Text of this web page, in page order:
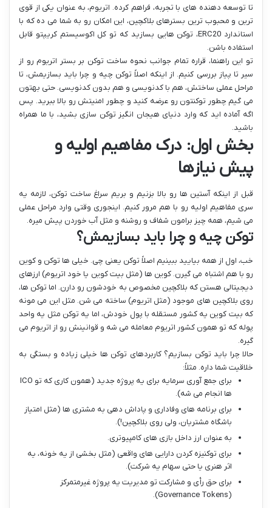
تا توسعه دهنده های با تجربه، فراهم کرده. اتریوم، به عنوان یکی از قوی
ترین و محبوب ترین بسترهای بلاکچین، این امکان رو به شما می ده که با
استاندارد ERC20، توکن هایی بسازید که تو کل اکوسیستم کریپتو قابل
استفاده باشن.
تو این راهنما، قراره تمام جوانب نحوه ساخت توکن بر بستر اتریوم رو از
سیر تا پیاز بررسی کنیم. از اینکه اصلاً توکن چیه و چرا باید بسازیمش، تا
مراحل عملی ساختش، هم با کدنویسی و هم بدون کدنویسی. حتی بهتون
می گیم چطور توکنتون رو عرضه کنید و چطور امنیتش رو بالا ببرید. پس
اگه آماده اید که وارد دنیای هیجان انگیز توکن سازی بشید، با ما همراه
باشید.
بخش اول: درک مفاهیم اولیه و
پیش نیازها
قبل از اینکه آستین ها رو بالا بزنیم و بریم سراغ ساخت توکن، لازمه یه
سری مفاهیم اولیه رو با هم مرور کنیم. اینجوری وقتی وارد مراحل عملی
می شیم، همه چیز برامون شفاف و روشنه و مثل آب خوردن پیش میره.
توکن چیه و چرا باید بسازیمش؟
خب، اول از همه بیایید ببینیم اصلاً توکن یعنی چی. خیلی ها توکن و کوین
رو با هم اشتباه می گیرن. کوین ها (مثل بیت کوین یا خود اتریوم) ارزهای
دیجیتالی هستن که بلاکچین مخصوص به خودشون رو دارن. اما توکن ها،
روی بلاکچین های موجود (مثل اتریوم) ساخته می شن. مثل این می مونه
که بیت کوین یه کشور مستقله با پول خودش، اما یه توکن مثل یه واحد
پوله که تو همون کشور اتریوم معامله می شه و قوانینش رو از اتریوم می
گیره.
حالا چرا باید توکن بسازیم؟ کاربردهای توکن ها خیلی زیاده و بستگی به
خلاقیت شما داره. مثلاً:
برای جمع آوری سرمایه برای یه پروژه جدید (همون کاری که تو ICO
ها انجام می شه).
برای برنامه های وفاداری و پاداش دهی به مشتری ها (مثل امتیاز
باشگاه مشتریان، ولی روی بلاکچین!).
به عنوان ارز داخل بازی های کامپیوتری.
برای توکنیزه کردن دارایی های واقعی (مثل بخشی از یه خونه، یه
اثر هنری یا حتی سهام یه شرکت).
برای حق رأی و مشارکت تو مدیریت یه پروژه غیرمتمرکز
(Governance Tokens).